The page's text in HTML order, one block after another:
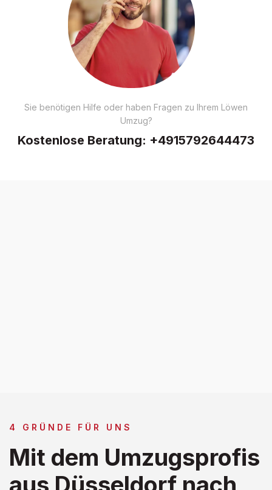
Sie benötigen Hilfe oder haben Fragen zu Ihrem Löwen
Umzug?
Kostenlose Beratung: +4915792644473
4 GRÜNDE FÜR UNS
Mit dem Umzugsprofis